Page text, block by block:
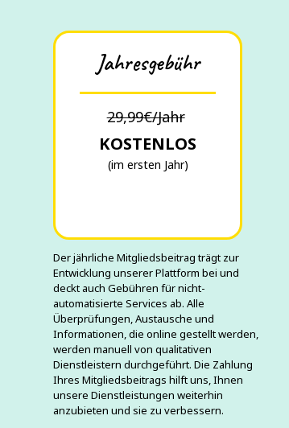
Jahresgebühr
29,99€/Jahr
KOSTENLOS
(im ersten Jahr)
Der jährliche Mitgliedsbeitrag trägt zur
Entwicklung unserer Plattform bei und
deckt auch Gebühren für nicht-
automatisierte Services ab. Alle
Überprüfungen, Austausche und
Informationen, die online gestellt werden,
werden manuell von qualitativen
Dienstleistern durchgeführt. Die Zahlung
Ihres Mitgliedsbeitrags hilft uns, Ihnen
unsere Dienstleistungen weiterhin
anzubieten und sie zu verbessern.